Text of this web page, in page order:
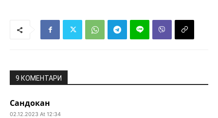
9 КОМЕНТАРИ
Сандокан
02.12.2023 At 12:34